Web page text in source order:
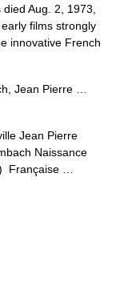
Aug. 2, 1973,
films strongly
innovative French
Jean Pierre …
Jean Pierre
Naissance
Française …